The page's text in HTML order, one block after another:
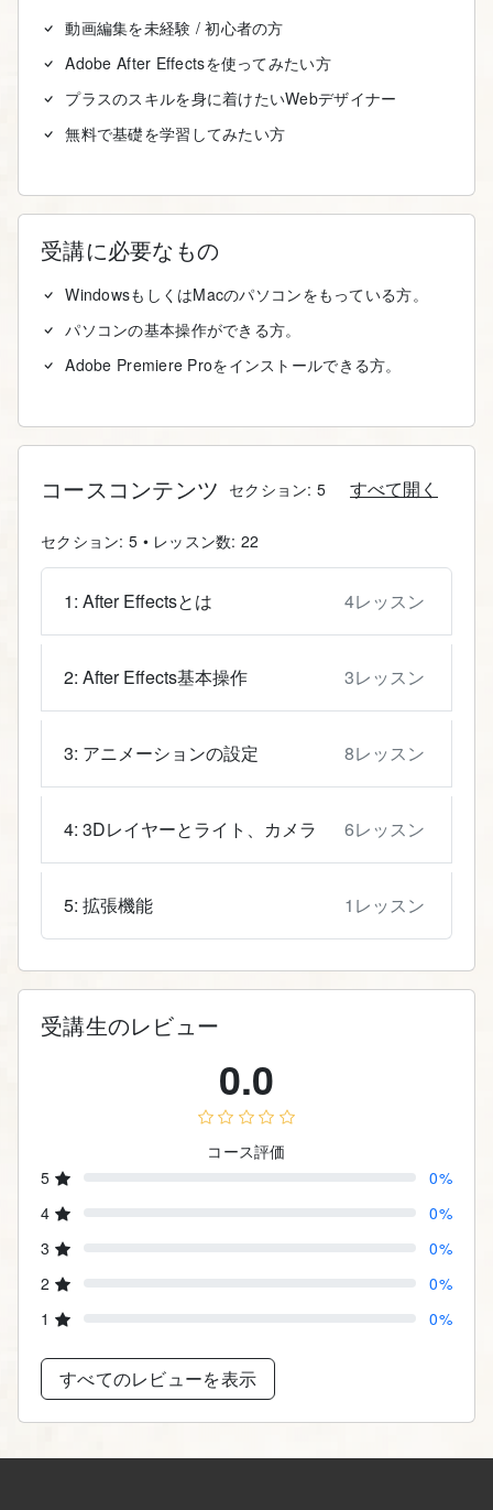
動画編集を未経験 / 初心者の方
Adobe After Effectsを使ってみたい方
プラスのスキルを身に着けたいWebデザイナー
無料で基礎を学習してみたい方
受講に必要なもの
WindowsもしくはMacのパソコンをもっている方。
パソコンの基本操作ができる方。
Adobe Premiere Proをインストールできる方。
コースコンテンツ セクション: 5 すべて開く
セクション: 5 • レッスン数: 22
1: After Effectsとは 4レッスン
2: After Effects基本操作 3レッスン
3: アニメーションの設定 8レッスン
4: 3Dレイヤーとライト、カメラ 6レッスン
5: 拡張機能 1レッスン
受講生のレビュー
0.0
コース評価
5
0%
4
0%
3
0%
2
0%
1
0%
すべてのレビューを表示